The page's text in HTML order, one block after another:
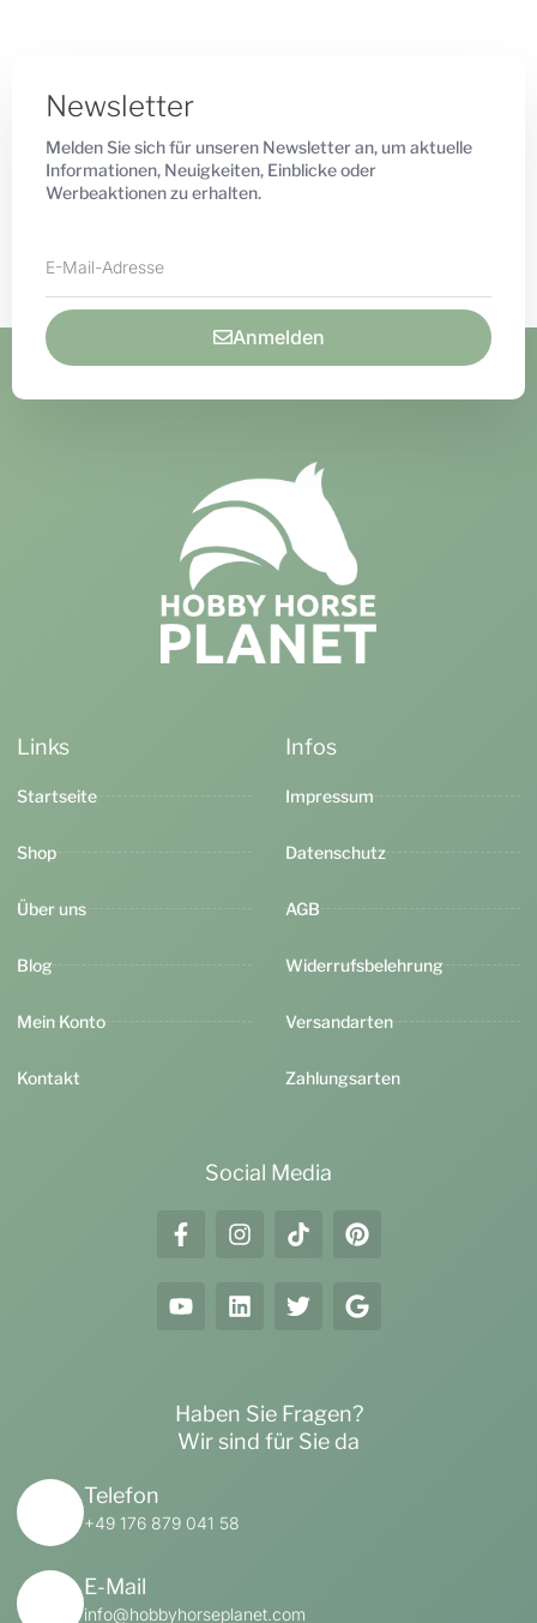
Newsletter
Melden Sie sich für unseren Newsletter an, um aktuelle
Informationen, Neuigkeiten, Einblicke oder
Werbeaktionen zu erhalten.
Anmelden
Links
Startseite
Shop
Über uns
Blog
Mein Konto
Kontakt
Infos
Impressum
Datenschutz
AGB
Widerrufsbelehrung
Versandarten
Zahlungsarten
Social Media
Haben Sie Fragen?
Wir sind für Sie da
Telefon
+49 176 879 041 58
E-Mail
info@hobbyhorseplanet.com